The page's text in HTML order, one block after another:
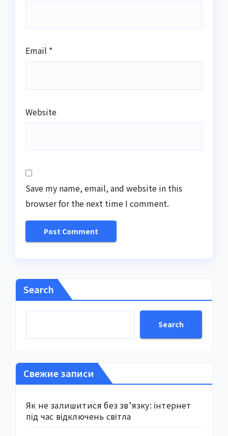
Email *
Website
Save my name, email, and website in this
browser for the next time I comment.
Search
Search
Свежие записи
Як не залишитися без зв’язку: інтернет
під час відключень світла